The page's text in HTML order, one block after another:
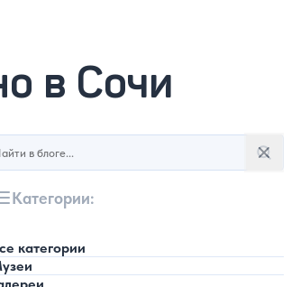
в Сочи
Категории:
категории